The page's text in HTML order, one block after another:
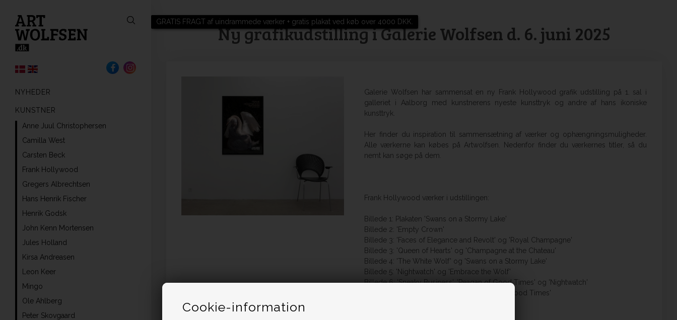
Cookie-information
NYHEDER
KUNSTNER
Anne Juul Christophersen
Camilla West
Carsten Beck
Frank Hollywood
Gregers Albrechtsen
Hans Henrik Fischer
Henrik Godsk
John Kenn Mortensen
Jules Holland
Kirsa Andreasen
Leon Keer
Mingo
Ole Ahlberg
Peter Skovgaard
GRATIS FRAGT af uindrammede værker + gratis plakat ved køb over 4000 DKK.
Ny grafikudstilling i Galerie Wolfsen d. 6. juni 2025
Galerie Wolfsen har sammensat en ny Frank Hollywood grafik udstilling på 1. sal i
galleriet i Aalborg med kunstnerens nyeste kunsttryk og andre af hans ikoniske
kunsttryk.
Her finder du inspiration til sammensætning af værker og ophængningsmuligheder.
Alle værkerne kan købes på Artwolfsen. Nedenfor finder du værkernes titler, så du
nemt kan søge på dem.
Frank Hollywood værker i udstillingen:
Billede 1: Plakaten 'Swans on a Stormy Lake'
Billede 2: 'Empty Crown'
Billede 3: 'Faces of Elegance and Revolt' og 'Royal Champagne'
Billede 3: 'Queen of Hearts' og 'Champagne at the Chateau'
Billede 4: 'The White Wolf' og 'Swans on a Stormy Lake'
Billede 5: 'Nightwatch' og 'Embrace the Wolf'
Billede 6: 'Sneaky Business', 'Peagan of Good Times' og 'Nightwatch'
Billede 7: 'Royal Champagne' og 'Peagan of Good Times'